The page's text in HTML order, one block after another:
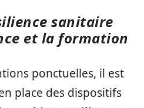
sanitaire
et la formation
ponctuelles, il est
place des dispositifs